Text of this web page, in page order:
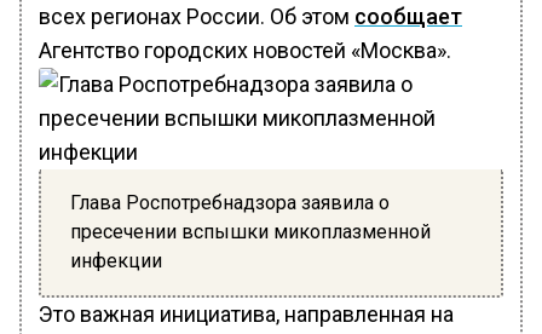
всех регионах России. Об этом сообщает
Агентство городских новостей «Москва».
Глава Роспотребнадзора заявила о
пресечении вспышки микоплазменной
инфекции
Это важная инициатива, направленная на